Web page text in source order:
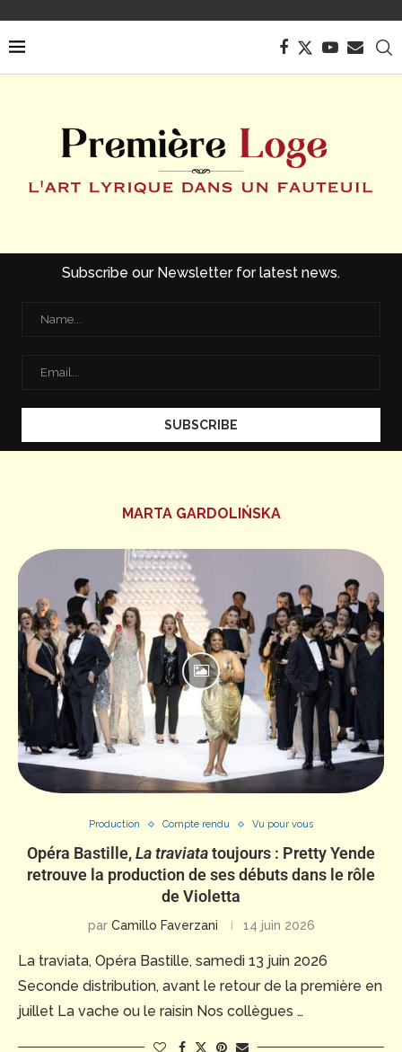
Subscribe our Newsletter for latest news.
MARTA GARDOLIŃSKA
Production Compte rendu Vu pour vous
Opéra Bastille,La traviatatoujours : Pretty Yende
retrouve la production de ses débuts dans le rôle
de Violetta
par Camillo Faverzani 14 juin 2026
La traviata, Opéra Bastille, samedi 13 juin 2026
Seconde distribution, avant le retour de la première en
juillet La vache ou le raisin Nos collègues …